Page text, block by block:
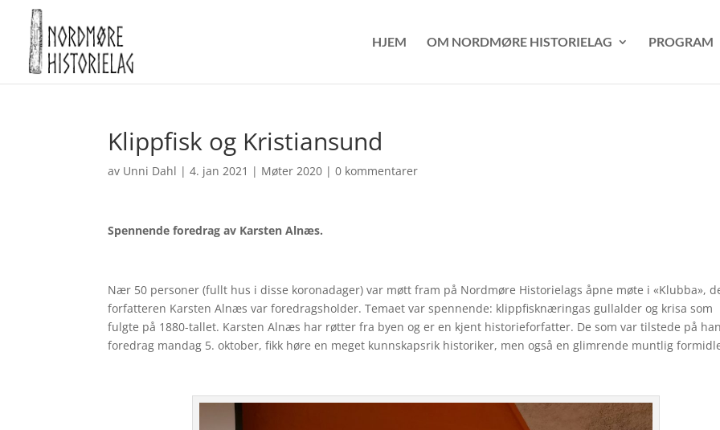
HJEM OM NORDMØRE HISTORIELAG PROGRAM
Klippfisk og Kristiansund
av Unni Dahl |4. jan 2021 | Møter 2020 |0 kommentarer
Spennende foredrag av Karsten Alnæs.
Nær 50 personer (fullt hus i disse koronadager) var møtt fram på Nordmøre Historielags åpne møte i «Klubba»,
forfatteren Karsten Alnæs var foredragsholder. Temaet var spennende: klippfisknæringas gullalder og krisa som
fulgte på 1880-tallet. Karsten Alnæs har røtter fra byen og er en kjent historieforfatter. De som var tilstede på
foredrag mandag 5. oktober, fikk høre en meget kunnskapsrik historiker, men også en glimrende muntlig